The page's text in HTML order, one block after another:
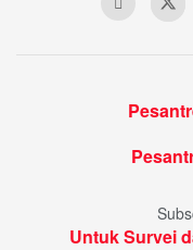
Untuk Survei